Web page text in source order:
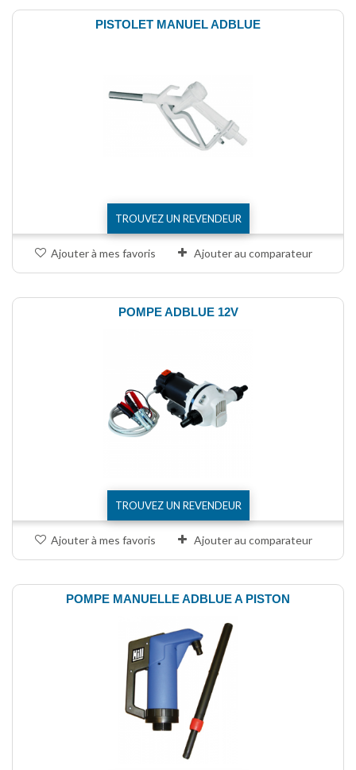
PISTOLET MANUEL ADBLUE
TROUVEZ UN REVENDEUR
Ajouter à mes favoris Ajouter au comparateur
POMPE ADBLUE 12V
TROUVEZ UN REVENDEUR
Ajouter à mes favoris Ajouter au comparateur
POMPE MANUELLE ADBLUE A PISTON